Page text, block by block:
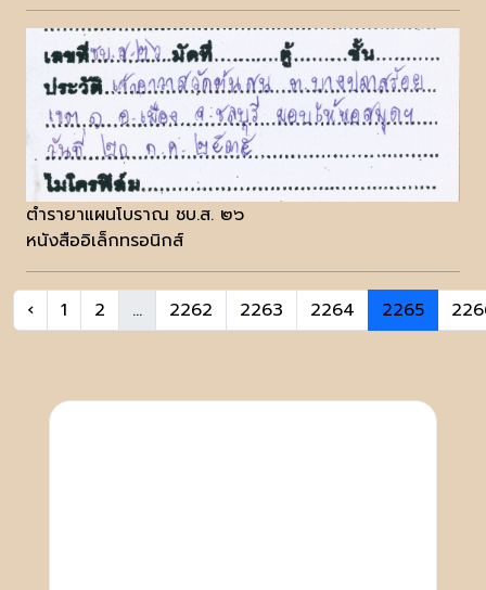
ตำรายาแผนโบราณ ชบ.ส. ๒๖
หนังสืออิเล็กทรอนิกส์
‹ 1 2 ... 2262 2263 2264 2265